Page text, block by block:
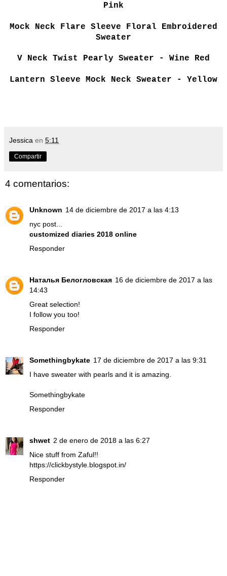
Pink
Mock Neck Flare Sleeve Floral Embroidered
Sweater
V Neck Twist Pearly Sweater - Wine Red
Lantern Sleeve Mock Neck Sweater - Yellow
Jessica en 5:11
Compartir
4 comentarios:
Unknown 14 de diciembre de 2017 a las 4:13
nyc post...
customized diaries 2018 online
Responder
Наталья Белогловская 16 de diciembre de 2017 a las
14:43
Great selection!
I follow you too!
Responder
Somethingbykate 17 de diciembre de 2017 a las 9:31
I have sweater with pearls and it is amazing.
Somethingbykate
Responder
shwet 2 de enero de 2018 a las 6:27
Nice stuff from Zaful!!
https://clickbystyle.blogspot.in/
Responder